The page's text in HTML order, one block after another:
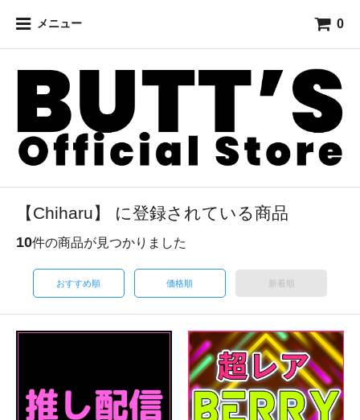
メニュー 0
【Chiharu】 に登録されている商品
10件の商品が見つかりました
おすすめ順 価格順 新着順